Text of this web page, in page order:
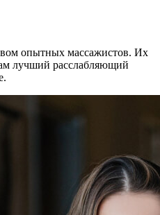
опытных массажистов. Их
лучший расслабляющий